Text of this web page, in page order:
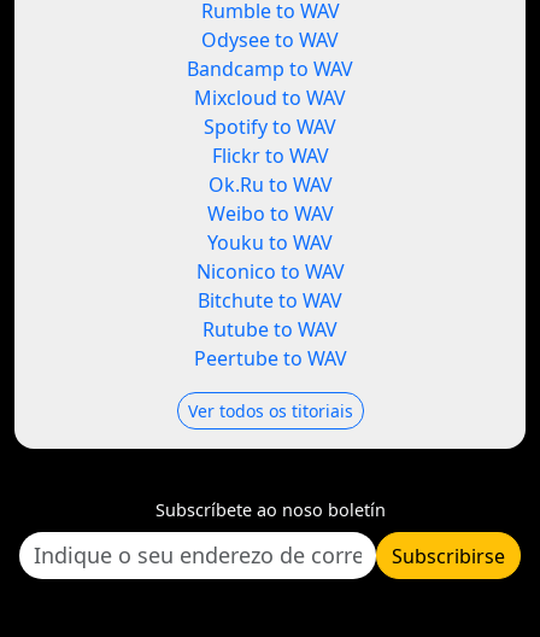
Rumble to WAV
Odysee to WAV
Bandcamp to WAV
Mixcloud to WAV
Spotify to WAV
Flickr to WAV
Ok.Ru to WAV
Weibo to WAV
Youku to WAV
Niconico to WAV
Bitchute to WAV
Rutube to WAV
Peertube to WAV
Ver todos os titoriais
Subscríbete ao noso boletín
Subscribirse